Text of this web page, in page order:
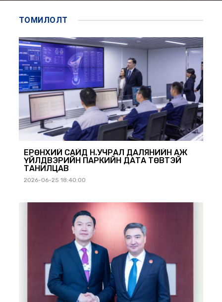
ТОМИЛОЛТ
ЕРӨНХИЙ САЙД Н.УЧРАЛ ДАЛЯНИЙН АЖ
ҮЙЛДВЭРИЙН ПАРКИЙН ДАТА ТӨВТЭЙ
ТАНИЛЦАВ
2026-06-25 18:40:00